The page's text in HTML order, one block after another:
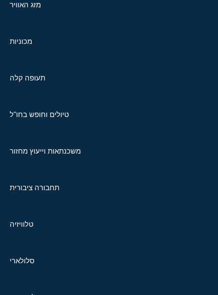
מזג האוויר
מכוניות
תעופה קלה
טיולים וחופש בחו"ל
משכנתאות וייעוץ מחזור
תחבורה ציבורית
טלוויזיה
סלולארי